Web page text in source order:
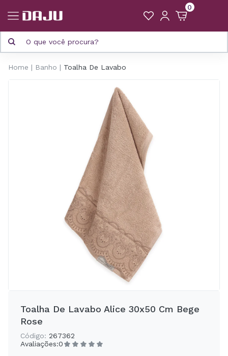
0
Home Banho Toalha De Lavabo
Toalha De Lavabo Alice 30x50 Cm Bege
Rose
Código: 267362
Avaliações:0